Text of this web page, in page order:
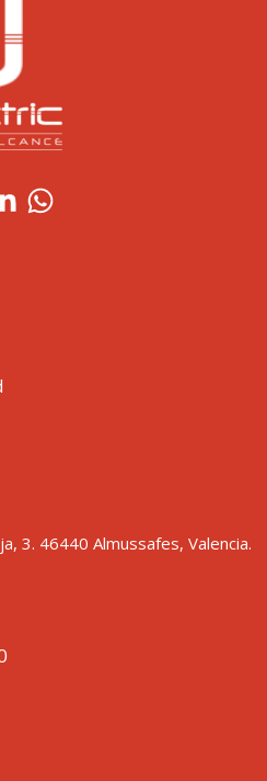
3. 46440 Almussafes, Valencia.